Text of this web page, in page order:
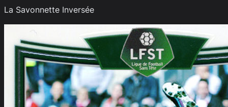
La Savonnette Inversée